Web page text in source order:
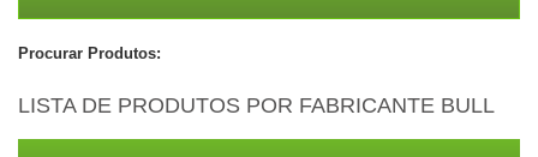
Procurar Produtos:
LISTA DE PRODUTOS POR FABRICANTE BULL